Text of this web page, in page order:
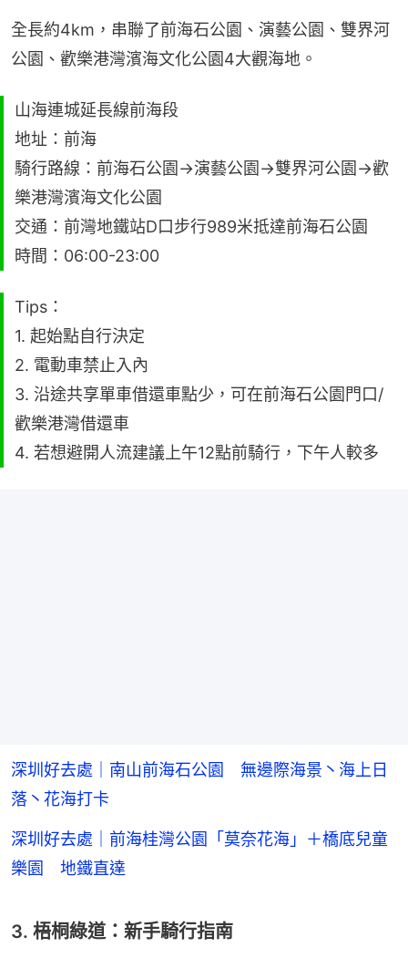
全長約4km，串聯了前海石公園、演藝公園、雙界河
公園、歡樂港灣濱海文化公園4大觀海地。
山海連城延長線前海段
地址：前海
騎行路線：前海石公園→演藝公園→雙界河公園→歡
樂港灣濱海文化公園
交通：前灣地鐵站D口步行989米抵達前海石公園
時間：06:00-23:00
Tips：
1. 起始點自行決定
2. 電動車禁止入內
3. 沿途共享單車借還車點少，可在前海石公園門口/
歡樂港灣借還車
4. 若想避開人流建議上午12點前騎行，下午人較多
深圳好去處｜南山前海石公園 無邊際海景丶海上日
落丶花海打卡
深圳好去處｜前海桂灣公園「莫奈花海」＋橋底兒童
樂園 地鐵直達
3. 梧桐綠道：新手騎行指南